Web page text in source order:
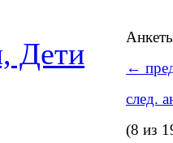
Дети
←
след.
(8 из